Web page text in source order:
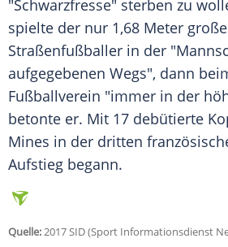
"Schwarzfresse" sterben zu
spielte der nur 1,68 Meter große
Straßenfußballer in der
aufgegebenen Wegs", dann
Fußballverein "immer in der
betonte er. Mit 17 debütierte
Mines in der dritten
Aufstieg begann.
Quelle:2017 SID (Sport Informationsdienst